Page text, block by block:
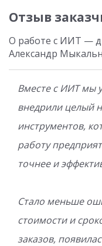
Отзыв
О работе с ИИТ —
Александр
Вместе с ИИТ мы
внедрили целый
инструментов,
работу
точнее и
Стало меньше
стоимости и
заказов,